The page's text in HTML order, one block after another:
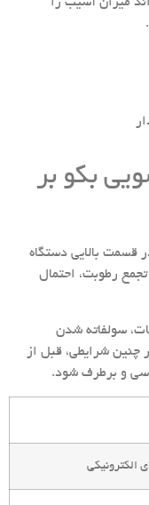
بکو بر
قسمت بالایی دستگاه
رطوبت، احتمال
سولفاته شدن
چنین شرایطی، قبل از
و برطرف شود.
الکترونیکی